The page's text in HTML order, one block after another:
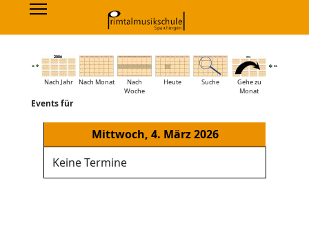
Nach Jahr Nach Monat
Nach
Woche
Heute Suche
Gehe zu
Monat
Events für
Mittwoch, 4. März 2026
Keine Termine